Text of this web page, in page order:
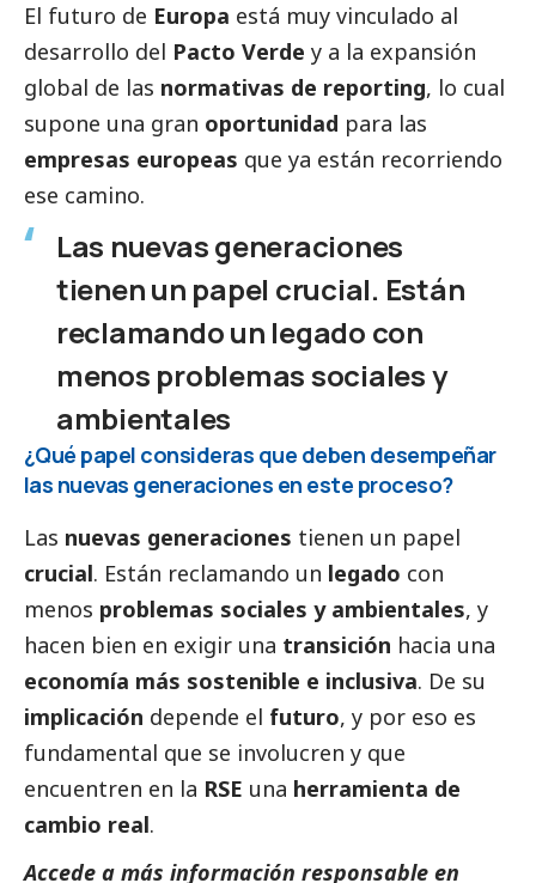
El futuro de Europa está muy vinculado al
desarrollo del Pacto Verde y a la expansión
global de las normativas de reporting, lo cual
supone una gran oportunidad para las
empresas europeas que ya están recorriendo
ese camino.
Las nuevas generaciones
tienen un papel crucial. Están
reclamando un legado con
menos problemas sociales y
ambientales
¿Qué papel consideras que deben desempeñar
las nuevas generaciones en este proceso?
Las nuevas generaciones tienen un papel
crucial. Están reclamando un legado con
menos problemas sociales y ambientales, y
hacen bien en exigir una transición hacia una
economía más sostenible e inclusiva. De su
implicación depende el futuro, y por eso es
fundamental que se involucren y que
encuentren en la RSE una herramienta de
cambio real.
Accede a más información responsable en